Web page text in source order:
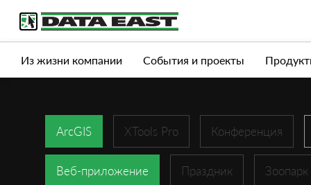
Услуги Продукты Истории успеха
Из жизни компании События и проекты
ArcGIS XTools Pro Конференция
Веб-приложение Праздник Зоопарк